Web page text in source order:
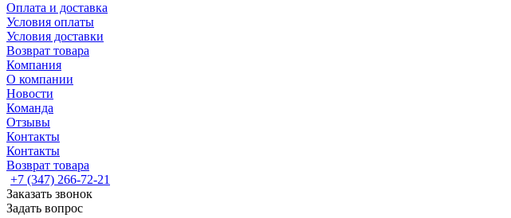
Оплата и доставка
Условия оплаты
Условия доставки
Возврат товара
Компания
О компании
Новости
Команда
Отзывы
Контакты
Контакты
Возврат товара
+7 (347) 266-72-21
Заказать звонок
Задать вопрос